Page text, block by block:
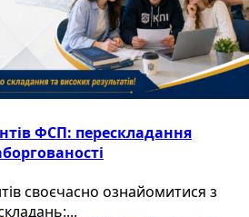
ФСП: перескладання
своєчасно ознайомитися з